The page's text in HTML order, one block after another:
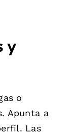
y
o
Apunta a
Las